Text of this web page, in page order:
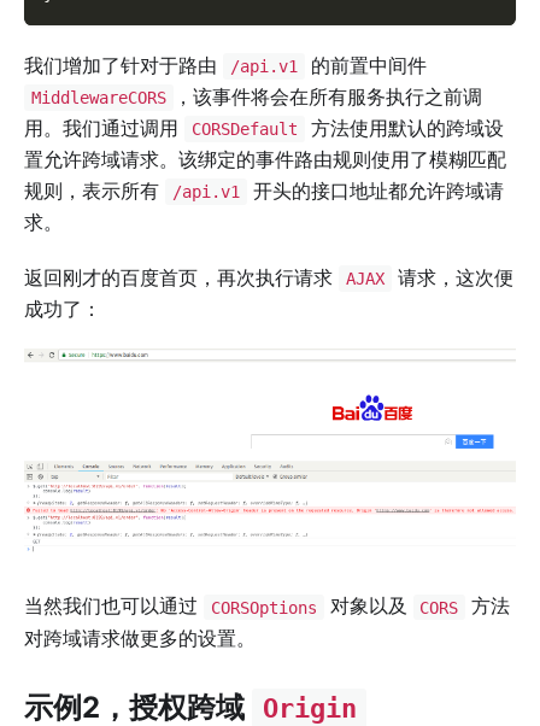
我们增加了针对于路由 /api.v1 的前置中间件
MiddlewareCORS
，该事件将会在所有服务执行之前调
用。我们通过调用
CORSDefault
方法使用默认的跨域设
置允许跨域请求。该绑定的事件路由规则使用了模糊匹配
规则，表示所有
/api.v1
开头的接口地址都允许跨域请
求。
返回刚才的百度首页，再次执行请求 AJAX
请求，这次便
成功了：
当然我们也可以通过 CORSOptions 对象以及 CORS
方法
对跨域请求做更多的设置。
示例2，授权跨域 Origin